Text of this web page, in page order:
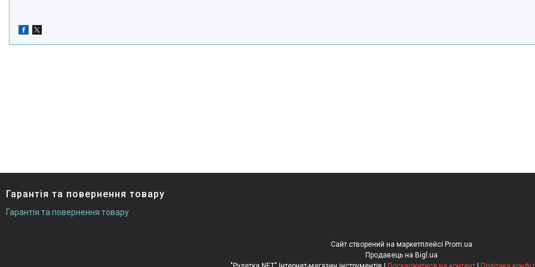
Гарантія та повернення товару
Гарантія та повернення товару
Сайт створений на маркетплейсі Prom.ua
Продавець на Bigl.ua